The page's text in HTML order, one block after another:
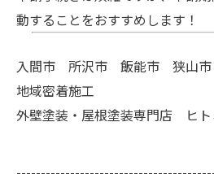
動することをおすすめします！
入間市 所沢市 飯能市 狭山市
地域密着施工
外壁塗装・屋根塗装専門店 ヒト